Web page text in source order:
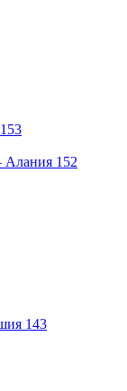
153
Алания 152
143